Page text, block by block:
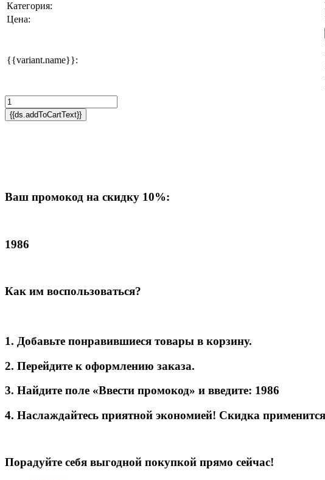
Категория:
Цена:
{{variant.name}}:
{{ds.addToCartText}}
Ваш промокод на скидку 10%:
1986
Как им воспользоваться?
1. Добавьте понравившиеся товары в корзину.
2. Перейдите к оформлению заказа.
3. Найдите поле «Ввести промокод» и введите: 1986
4. Наслаждайтесь приятной экономией! Скидка
Порадуйте себя выгодной покупкой прямо сейчас!